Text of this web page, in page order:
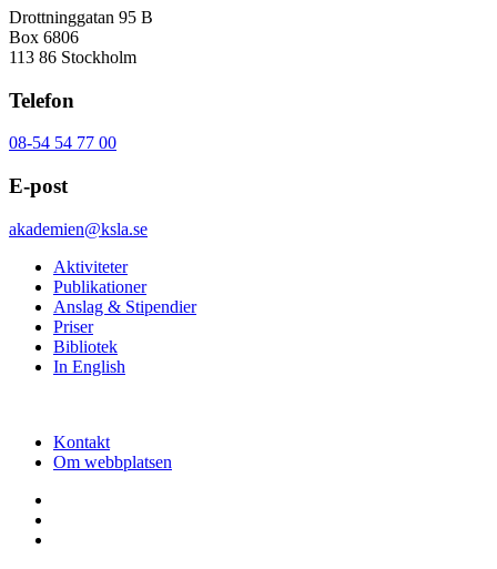
Drottninggatan 95 B
Box 6806
113 86 Stockholm
Telefon
08-54 54 77 00
E-post
akademien@ksla.se
Aktiviteter
Publikationer
Anslag & Stipendier
Priser
Bibliotek
In English
Kontakt
Om webbplatsen